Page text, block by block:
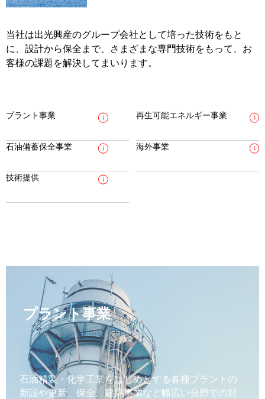
当社は出光興産のグループ会社として培った技術をもと
に、設計から保全まで、
さまざまな専門技術をもって、お
客様の課題を解決してまいります。
プラント事業 再生可能エネルギー事業
石油備蓄保全事業 海外事業
技術提供
プラント事業
石油精製・化学工業をはじめとする各種プラントの
新設や更新、保全、建築事業など幅広い分野での対